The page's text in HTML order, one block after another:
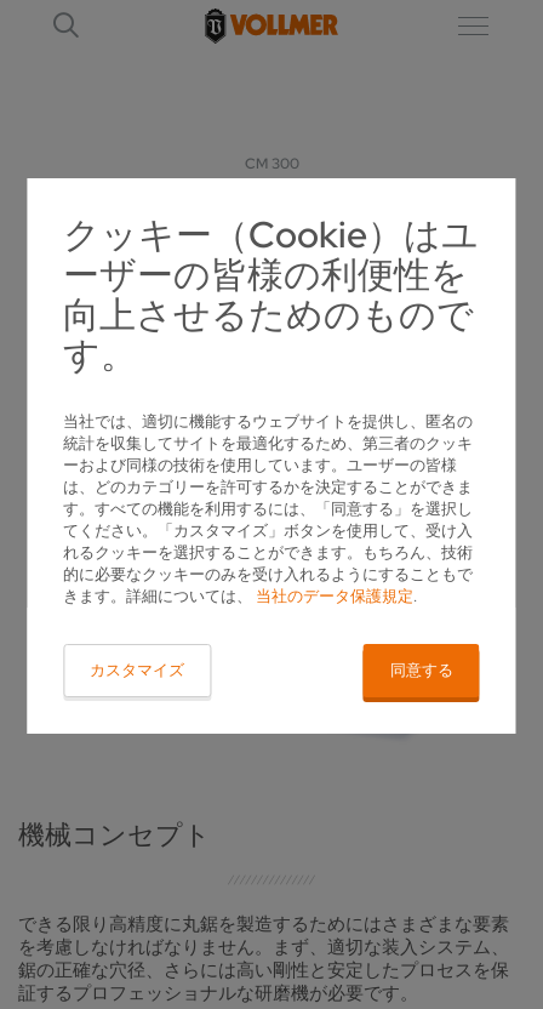
クッキー（Cookie）はユ
ーザーの皆様の利便性を
向上させるためのもので
す。
当社では、適切に機能するウェブサイトを提供し、匿名の
統計を収集してサイトを最適化するため、第三者のクッキ
ーおよび同様の技術を使用しています。ユーザーの皆様
は、どのカテゴリーを許可するかを決定することができま
す。すべての機能を利用するには、「同意する」を選択し
てください。「カスタマイズ」ボタンを使用して、受け入
れるクッキーを選択することができます。もちろん、技術
的に必要なクッキーのみを受け入れるようにすることもで
きます。詳細については、 当社のデータ保護規定.
カスタマイズ 同意する
CM 300
CM 300
超硬チップソーのスクイ面と逃げ面を加工す
るための研磨機
機械コンセプト
できる限り高精度に丸鋸を製造するためにはさまざまな要素
を考慮しなければなりません。まず、適切な装入システム、
鋸の正確な穴径、さらには高い剛性と安定したプロセスを保
証するプロフェッショナルな研磨機が必要です。